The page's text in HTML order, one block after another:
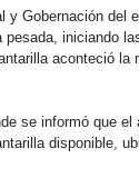
Gobernación del
iniciando
aconteció la
se informó que el
disponible,